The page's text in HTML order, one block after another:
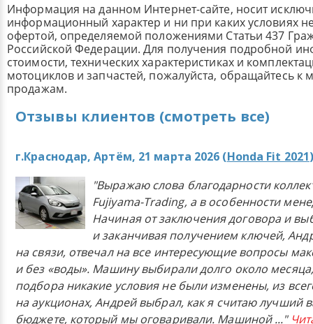
Информация на данном Интернет-сайте, носит
информационный характер и ни при каких условиях
офертой, определяемой положениями Статьи 437
Российской Федерации. Для получения подробной
стоимости, технических характеристиках и
мотоциклов и запчастей, пожалуйста, обращайтесь к
продажам.
Отзывы клиентов (смотреть все)
г.Краснодар, Артём, 21 марта 2026 (Honda Fit 2021
"Выражаю слова благодарности
Fujiyama-Trading, а в особенности
Начиная от заключения договора и
и заканчивая получением ключей,
на связи, отвечал на все интересующие вопросы
и без «воды». Машину выбирали долго около
подбора никакие условия не были изменены, из
на аукционах, Андрей выбрал, как я считаю лучший
бюджете, который мы оговаривали. Машиной..."